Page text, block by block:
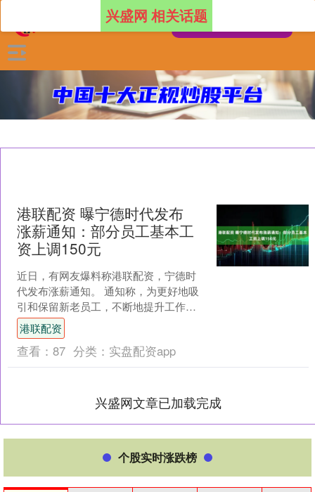
兴盛网 相关话题
港联配资 曝宁德时代发布
涨薪通知：部分员工基本工
资上调150元
近日，有网友爆料称港联配资，宁德时
代发布涨薪通知。 通知称，为更好地吸
引和保留新老员工，不断地提升工作效
率和产品品质，以增强公司竞争力，经
公司管理层决定，202....
港联配资
查看： 87 分类： 实盘配资app
兴盛网文章已加载完成
个股实时涨跌榜